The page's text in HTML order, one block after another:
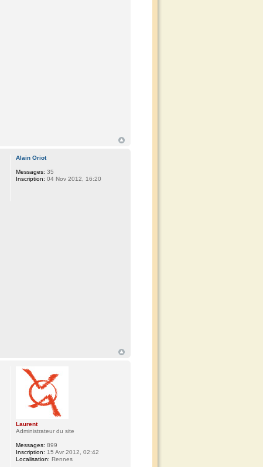
Alain Oriot
Messages: 35
Inscription: 04 Nov 2012, 16:20
Laurent
Administrateur du site
Messages: 899
Inscription: 15 Avr 2012, 02:42
Localisation: Rennes